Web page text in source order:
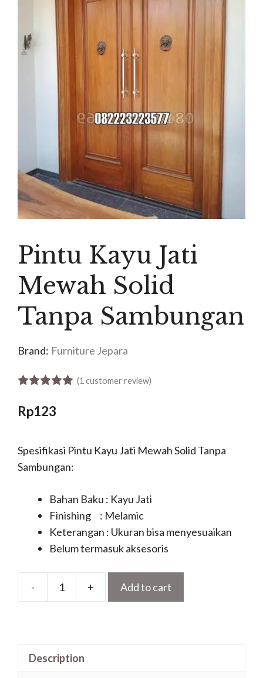
Pintu Kayu Jati
Mewah Solid
Tanpa Sambungan
Brand: Furniture Jepara
(1 customer review)
Rp123
Spesifikasi Pintu Kayu Jati Mewah Solid Tanpa
Sambungan:
Bahan Baku : Kayu Jati
Finishing : Melamic
Keterangan : Ukuran bisa menyesuaikan
Belum termasuk aksesoris
-
Pintu
+ Add to cart
Description